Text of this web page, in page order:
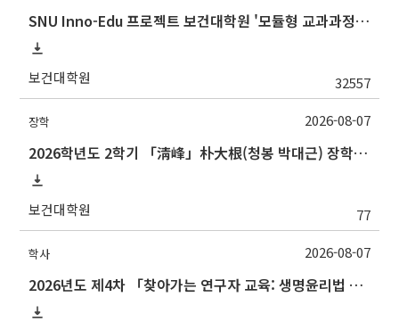
SNU Inno-Edu 프로젝트 보건대학원 '모듈형 교과과정' 안내(revised 2022/2/28)
보건대학원 32557
장학
2026학년도 2학기 「淸峰」朴大根(청봉 박대근) 장학금 신청 안내
보건대학원 77
2026-08-07
학사
2026년도 제4차 「찾아가는 연구자 교육: 생명윤리법 및 IRB 심의의뢰서 작성법」 교육 안내
2026-08-07